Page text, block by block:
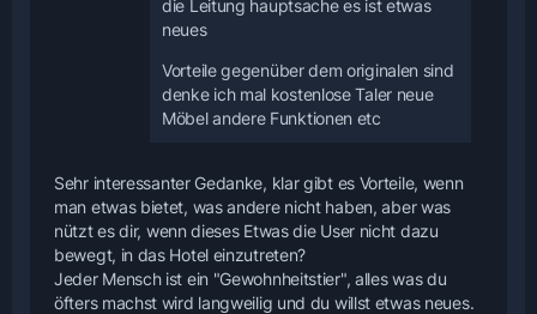
die Leitung hauptsache es ist etwas
neues
Vorteile gegenüber dem originalen sind
denke ich mal kostenlose Taler neue
Möbel andere Funktionen etc
Sehr interessanter Gedanke, klar gibt es Vorteile, wenn
man etwas bietet, was andere nicht haben, aber was
nützt es dir, wenn dieses Etwas die User nicht dazu
bewegt, in das Hotel einzutreten?
Jeder Mensch ist ein "Gewohnheitstier", alles was du
öfters machst wird langweilig und du willst etwas neues.